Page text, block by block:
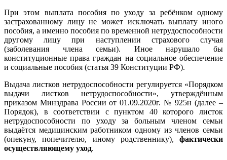
При этом выплата пособия по уходу за ребёнком одному
застрахованному лицу не может исключать выплату иного
пособия, а именно пособия по временной нетрудоспособности
другому лицу при наступлении страхового случая
(заболевания члена семьи). Иное нарушало бы
конституционные права граждан на социальное обеспечение
и социальные пособия (статья 39 Конституции РФ).
Выдача листков нетрудоспособности регулируется «Порядком
выдачи листков нетрудоспособности», утверждённым
приказом Минздрава России от 01.09.2020г. № 925н (далее –
Порядок), в соответствии с пунктом 40 которого листок
нетрудоспособности по уходу за больным членом семьи
выдаётся медицинским работником одному из членов семьи
(опекуну, попечителю, иному родственнику), фактически
осуществляющему уход.